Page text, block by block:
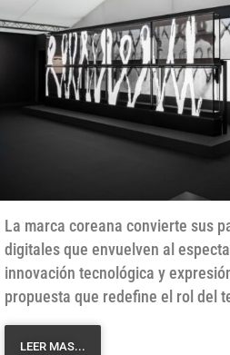
La marca coreana convierte sus
digitales que envuelven al
innovación tecnológica y
propuesta que redefine el rol del
LEER MAS...